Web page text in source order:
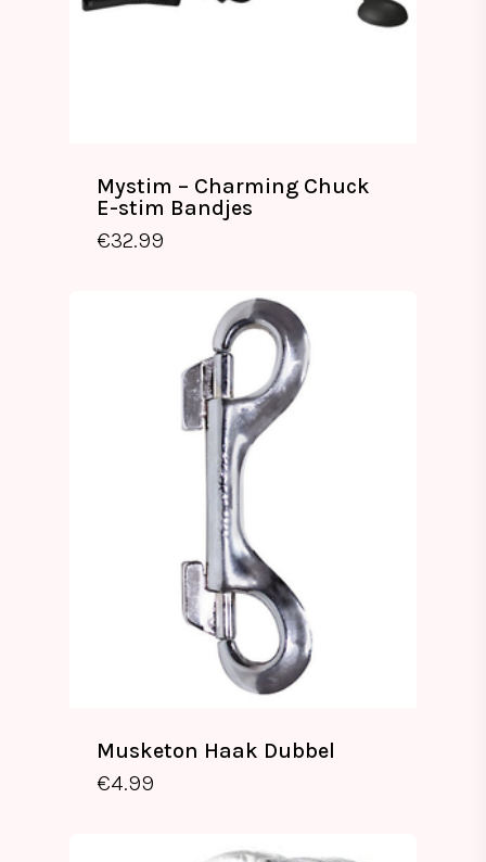
Mystim – Charming Chuck
E-stim Bandjes
€32.99
€32.99
Musketon Haak Dubbel
€4.99
€4.99